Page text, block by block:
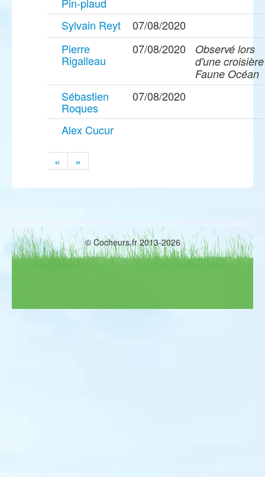
Sylvain Reyt
07/08/2020
Pierre
Rigalleau
07/08/2020
Observé lors
d'une croisière
Faune Océan
Sébastien
Roques
07/08/2020
Alex Cucur
« »
© Cocheurs.fr 2013-2026